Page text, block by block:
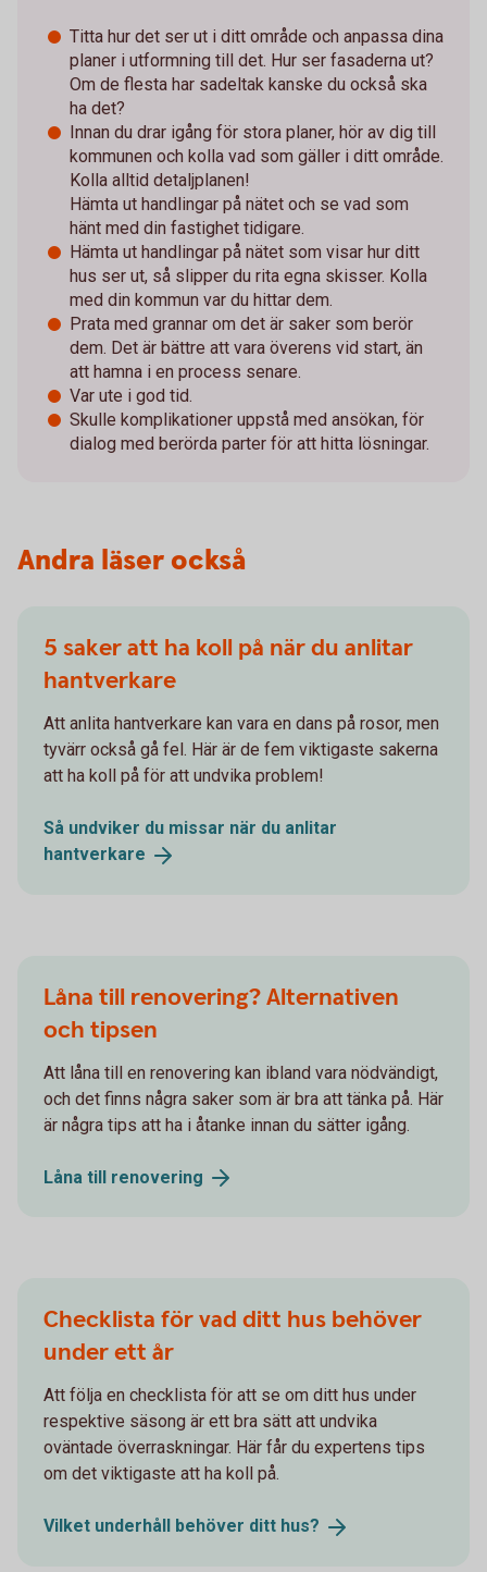
Titta hur det ser ut i ditt område och anpassa dina
planer i utformning till det. Hur ser fasaderna ut?
Om de flesta har sadeltak kanske du också ska
ha det?
Innan du drar igång för stora planer, hör av dig till
kommunen och kolla vad som gäller i ditt område.
Kolla alltid detaljplanen!
Hämta ut handlingar på nätet och se vad som
hänt med din fastighet tidigare.
Hämta ut handlingar på nätet som visar hur ditt
hus ser ut, så slipper du rita egna skisser. Kolla
med din kommun var du hittar dem.
Prata med grannar om det är saker som berör
dem. Det är bättre att vara överens vid start, än
att hamna i en process senare.
Var ute i god tid.
Skulle komplikationer uppstå med ansökan, för
dialog med berörda parter för att hitta lösningar.
Andra läser också
5 saker att ha koll på när du anlitar
hantverkare
Att anlita hantverkare kan vara en dans på rosor, men
tyvärr också gå fel. Här är de fem viktigaste sakerna
att ha koll på för att undvika problem!
Så undviker du missar när du anlitar
hantverkare
Låna till renovering? Alternativen
och tipsen
Att låna till en renovering kan ibland vara nödvändigt,
och det finns några saker som är bra att tänka på. Här
är några tips att ha i åtanke innan du sätter igång.
Låna till renovering
Checklista för vad ditt hus behöver
under ett år
Att följa en checklista för att se om ditt hus under
respektive säsong är ett bra sätt att undvika
oväntade överraskningar. Här får du expertens tips
om det viktigaste att ha koll på.
Vilket underhåll behöver ditt hus?